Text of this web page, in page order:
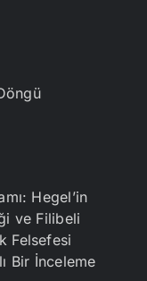
Hegel’in
ve Filibeli
Felsefesi
Bir İnceleme